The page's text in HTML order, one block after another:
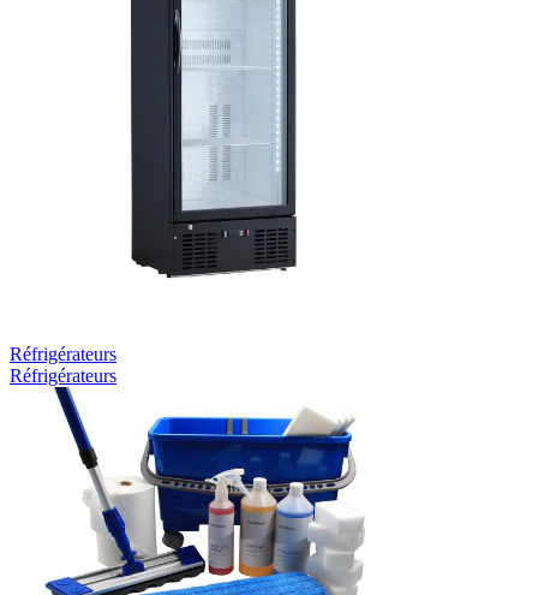
Réfrigérateurs
Réfrigérateurs